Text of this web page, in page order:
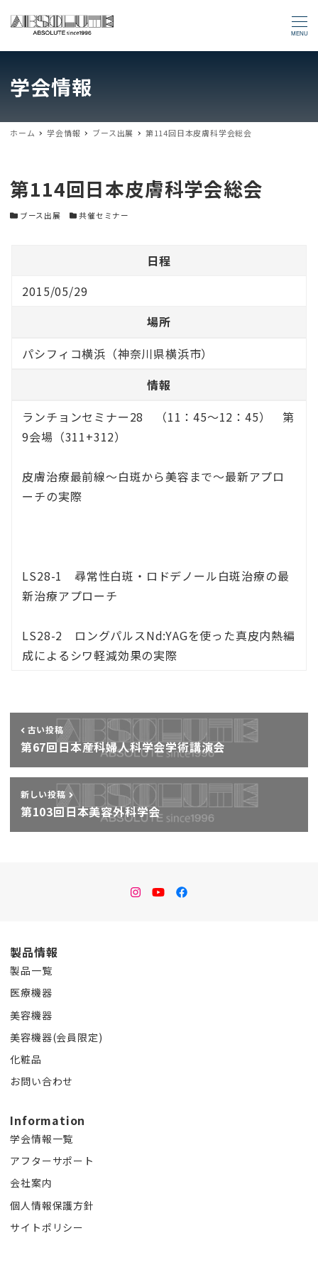
MENU
学会情報
ホーム 学会情報 ブース出展 第114回日本皮膚科学会総会
第114回日本皮膚科学会総会
学会カテゴリー
ブース出展 学会カテゴリー
共催セミナー
日程
2015/05/29
場所
パシフィコ横浜（神奈川県横浜市）
情報
ランチョンセミナー28 （11：45～12：45） 第
9会場（311+312）
皮膚治療最前線～白斑から美容まで～最新アプロ
ーチの実際
LS28-1 尋常性白斑・ロドデノール白斑治療の最
新治療アプローチ
LS28-2 ロングパルスNd:YAGを使った真皮内熱編
成によるシワ軽減効果の実際
古い投稿
第67回日本産科婦人科学会学術講演会
新しい投稿
第103回日本美容外科学会
instagram
Youtubefacebook
製品情報
製品一覧
医療機器
美容機器
美容機器(会員限定)
化粧品
お問い合わせ
Information
学会情報一覧
アフターサポート
会社案内
個人情報保護方針
サイトポリシー